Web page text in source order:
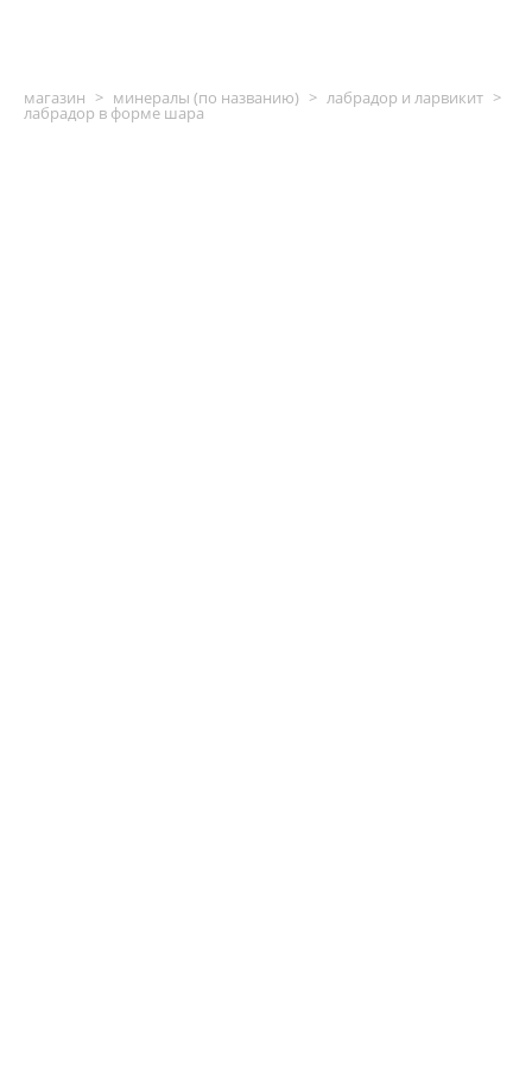
магазин > минералы (по названию) > лабрадор и ларвикит >
лабрадор в форме шара